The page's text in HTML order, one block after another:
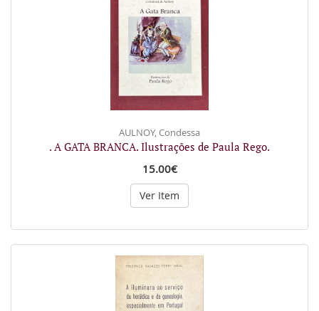
AULNOY, Condessa
. A GATA BRANCA. Ilustrações de Paula Rego.
15.00€
Ver Item